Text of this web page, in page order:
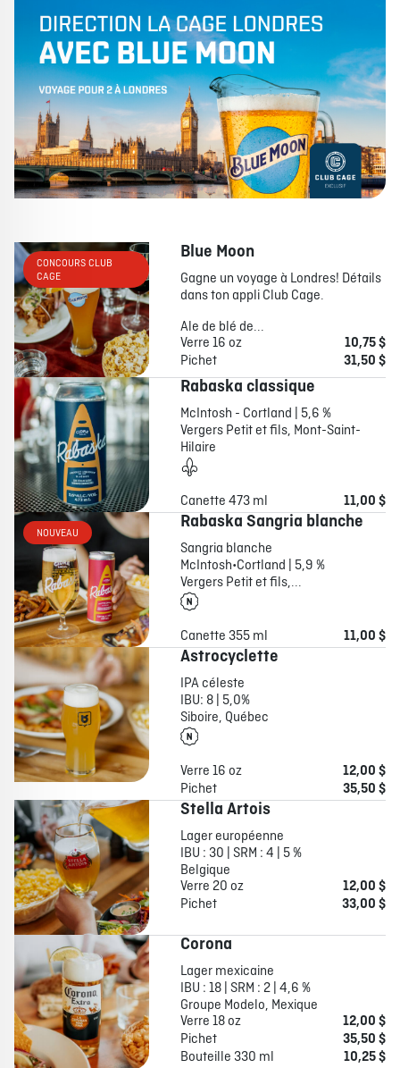
À PROPOS EMPLOIS EN ÉPICERIE BOUTIQUE
TRAITEUR ÉVÉNEMENTIEL NOUS JOINDRE
DONNER VOTRE OPINION
CONCOURS CLUB
CAGE
Blue Moon
Gagne un voyage à Londres! Détails
dans ton appli Club Cage.
Ale de blé de...
Verre 16 oz
10,75 $
Pichet
31,50 $
Rabaska classique
McIntosh - Cortland | 5,6 %
Vergers Petit et fils, Mont-Saint-
Hilaire
Canette 473 ml 11,00 $
NOUVEAU
Rabaska Sangria blanche
Sangria blanche
McIntosh•Cortland | 5,9 %
Vergers Petit et fils,...
Canette 355 ml 11,00 $
Astrocyclette
IPA céleste
IBU: 8 | 5,0%
Siboire, Québec
Verre 16 oz
12,00 $
Pichet
35,50 $
Stella Artois
Lager européenne
IBU : 30 | SRM : 4 | 5 %
Belgique
Verre 20 oz
12,00 $
Pichet
33,00 $
Corona
Lager mexicaine
IBU : 18 | SRM : 2 | 4,6 %
Groupe Modelo, Mexique
Verre 18 oz
12,00 $
Pichet
35,50 $
Bouteille 330 ml
10,25 $